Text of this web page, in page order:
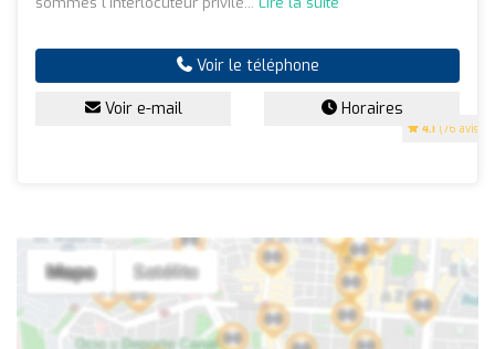
4.1 (76 avis)
Voir le téléphone
Voir e-mail Horaires